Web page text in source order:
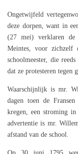
Ongetwijfeld
deze dorpen, want in
(27 mei) verklaren de
Meintes, voor zichzelf
schoolmeester, die
dat ze protesteren tegen
Waarschijnlijk is mr.
dagen toen de
kregen, een stroming in
advertentie is mr.
afstand van de school.